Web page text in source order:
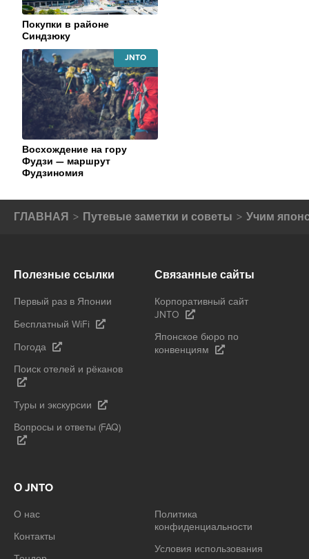
Покупки в районе
Синдзюку
Восхождение на гору
Фудзи — маршрут
Фудзиномия
JAPAN
NATIONAL
TOURISM
ORGANIZATION
ГЛАВНАЯ Путевые заметки и советы Учим
Полезные ссылки
Первый раз в Японии
Бесплатный WiFi
Погода
Поиск отелей и рёканов
Туры и экскурсии
Вопросы и ответы (FAQ)
Связанные сайты
Корпоративный сайт
JNTO
Японское бюро по
конвенциям
О JNTO
О нас
Контакты
Политика
конфиденциальности
Условия использования